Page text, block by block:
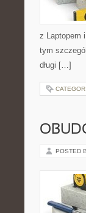
z Laptopem
tym
długi […]
POSTED